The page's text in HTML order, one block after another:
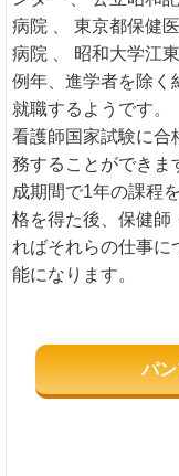
病院 、 東京都保健
病院 、 昭和大学江
例年、進学者を除く
就職するようです。
看護師国家試験に合
務することができま
成期間で1年の課程
格を得た後、保健師
ればそれらの仕事に
能になります。
パ